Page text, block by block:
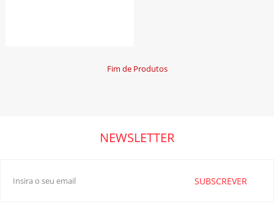
Fim de Produtos
NEWSLETTER
SUBSCREVER